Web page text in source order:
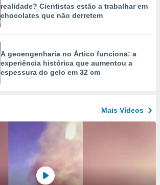
realidade? Cientistas estão a trabalhar em
chocolates que não derretem
A geoengenharia no Ártico funciona: a
experiência histórica que aumentou a
espessura do gelo em 32 cm
Mais Vídeos